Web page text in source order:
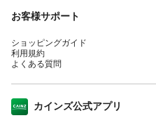
お客様サポート
ショッピングガイド
利用規約
よくある質問
カインズ公式アプリ